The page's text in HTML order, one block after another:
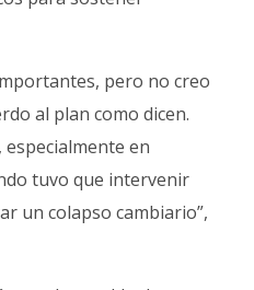
pero no creo
al plan como dicen.
en
tuvo que intervenir
un colapso cambiario”,